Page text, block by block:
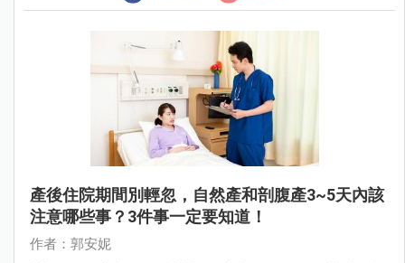
產後住院期間別輕忽，自然產和剖腹產3~5天內該
注意哪些事？3件事一定要知道！
作者：郭安妮